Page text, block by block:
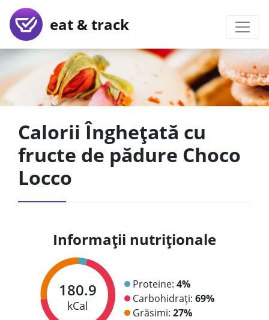
eat & track
Calorii Înghețată cu
fructe de pădure Choco
Locco
Informații nutriționale
180.9
kCal
Proteine: 4%
Carbohidrați: 69%
Grăsimi: 27%